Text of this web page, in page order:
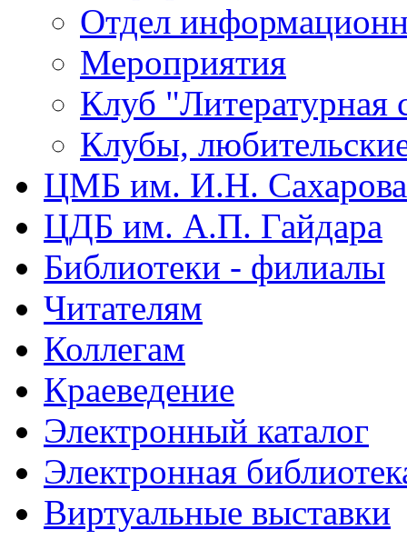
Отдел
Мероприятия
Клуб "Литературная
Клубы,
ЦМБ им. И.Н. Сахарова
ЦДБ им. А.П. Гайдара
Библиотеки - филиалы
Читателям
Коллегам
Краеведение
Электронный каталог
Электронная
Виртуальные выставки